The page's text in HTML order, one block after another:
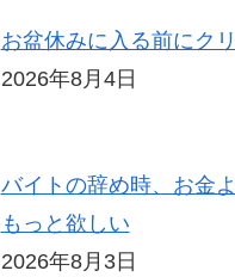
お盆休みに入る前にク
2026年8月4日
バイトの辞め時、お金
もっと欲しい
2026年8月3日